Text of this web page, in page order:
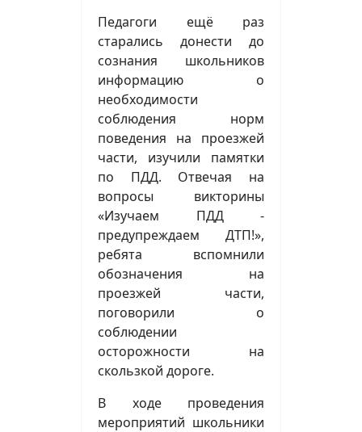
Педагоги ещё раз
старались донести до
сознания школьников
информацию о
необходимости
соблюдения норм
поведения на проезжей
части, изучили памятки
по ПДД. Отвечая на
вопросы викторины
«Изучаем ПДД -
предупреждаем ДТП!»,
ребята вспомнили
обозначения на
проезжей части,
поговорили о
соблюдении
осторожности на
скользкой дороге.
В ходе проведения
мероприятий школьники